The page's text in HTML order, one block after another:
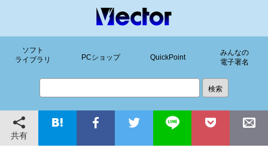
ソフト
ライブラリ
PCショップ QuickPoint
みんなの
電子署名
共有